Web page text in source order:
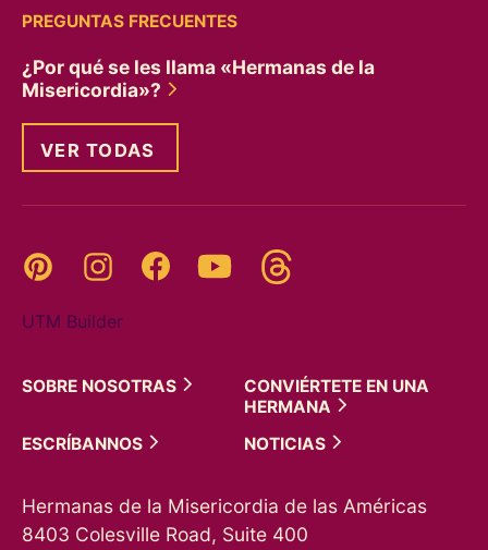
PREGUNTAS FRECUENTES
¿Por qué se les llama «Hermanas de la
Misericordia»?
VER TODAS
Pinterest InstagramFacebookYouTube
UTM Builder
SOBRE NOSOTRAS
CONVIÉRTETE EN UNA
HERMANA
ESCRÍBANNOS
NOTICIAS
Hermanas de la Misericordia de las Américas
8403 Colesville Road, Suite 400